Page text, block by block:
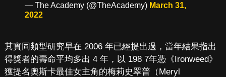
— The Academy (@TheAcademy) March 31,
2022
其實同類型研究早在 2006 年已經提出過，當年結果指出
得獎者的壽命平均多出 4 年，以 198 7年憑《Ironweed》
獲提名奧斯卡最佳女主角的梅莉史翠普（Meryl